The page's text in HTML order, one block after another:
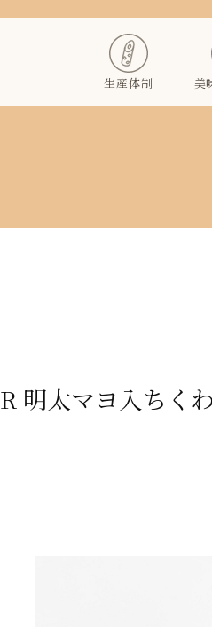
生産体制 美
R 明太マヨ入ちく